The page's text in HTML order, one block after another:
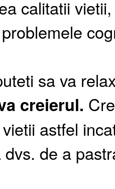
calitatii
sa va
creierul.
astfel
de a